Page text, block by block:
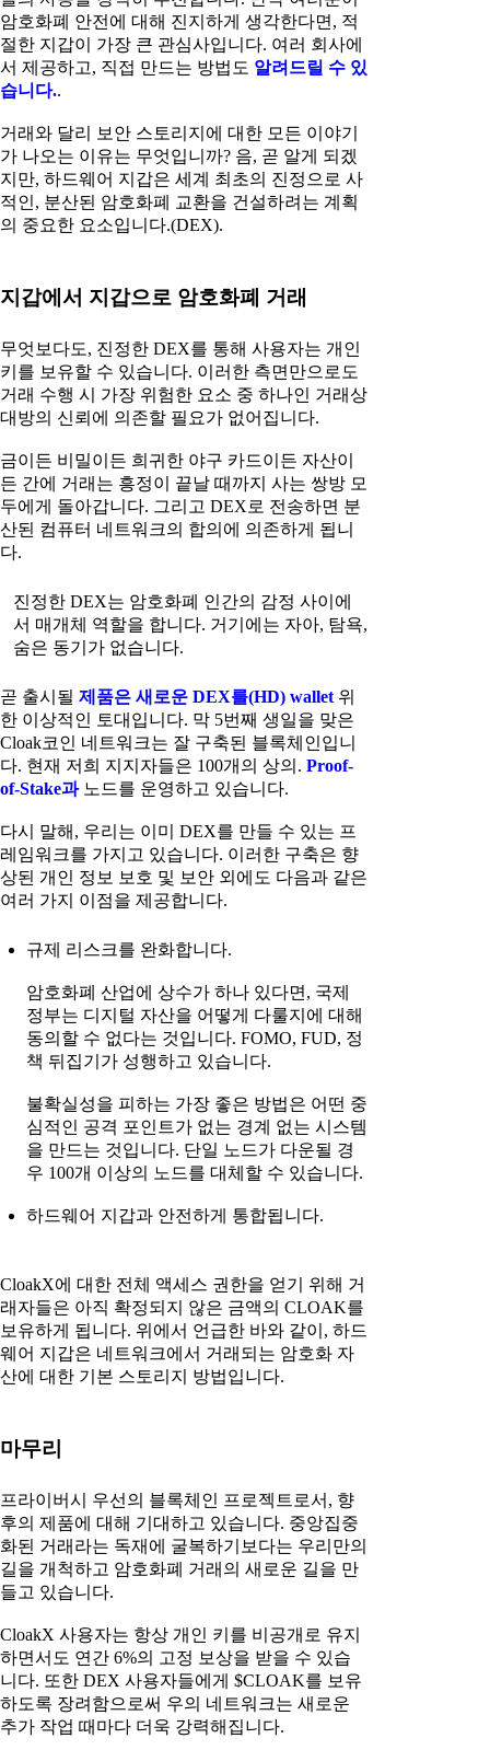
암호화폐 안전에 대해 진지하게 생각한다면, 적
절한 지갑이 가장 큰 관심사입니다. 여러 회사에
서 제공하고, 직접 만드는 방법도 알려드릴 수 있
습니다..
거래와 달리 보안 스토리지에 대한 모든 이야기
가 나오는 이유는 무엇입니까? 음, 곧 알게 되겠
지만, 하드웨어 지갑은 세계 최초의 진정으로 사
적인, 분산된 암호화폐 교환을 건설하려는 계획
의 중요한 요소입니다.(DEX).
지갑에서 지갑으로 암호화폐 거래
무엇보다도, 진정한 DEX를 통해 사용자는 개인
키를 보유할 수 있습니다. 이러한 측면만으로도
거래 수행 시 가장 위험한 요소 중 하나인 거래상
대방의 신뢰에 의존할 필요가 없어집니다.
금이든 비밀이든 희귀한 야구 카드이든 자산이
든 간에 거래는 흥정이 끝날 때까지 사는 쌍방 모
두에게 돌아갑니다. 그리고 DEX로 전송하면 분
산된 컴퓨터 네트워크의 합의에 의존하게 됩니
다.
진정한 DEX는 암호화폐 인간의 감정 사이에
서 매개체 역할을 합니다. 거기에는 자아, 탐욕,
숨은 동기가 없습니다.
곧 출시될 제품은 새로운 DEX를(HD) wallet 위
한 이상적인 토대입니다. 막 5번째 생일을 맞은
Cloak코인 네트워크는 잘 구축된 블록체인입니
다. 현재 저희 지지자들은 100개의 상의. Proof-
of-Stake과노드를 운영하고 있습니다.
다시 말해, 우리는 이미 DEX를 만들 수 있는 프
레임워크를 가지고 있습니다. 이러한 구축은 향
상된 개인 정보 보호 및 보안 외에도 다음과 같은
여러 가지 이점을 제공합니다.
규제 리스크를 완화합니다.
암호화폐 산업에 상수가 하나 있다면, 국제
정부는 디지털 자산을 어떻게 다룰지에 대해
동의할 수 없다는 것입니다. FOMO, FUD, 정
책 뒤집기가 성행하고 있습니다.
불확실성을 피하는 가장 좋은 방법은 어떤 중
심적인 공격 포인트가 없는 경계 없는 시스템
을 만드는 것입니다. 단일 노드가 다운될 경
우 100개 이상의 노드를 대체할 수 있습니다.
하드웨어 지갑과 안전하게 통합됩니다.
CloakX에 대한 전체 액세스 권한을 얻기 위해 거
래자들은 아직 확정되지 않은 금액의 CLOAK를
보유하게 됩니다. 위에서 언급한 바와 같이, 하드
웨어 지갑은 네트워크에서 거래되는 암호화 자
산에 대한 기본 스토리지 방법입니다.
마무리
프라이버시 우선의 블록체인 프로젝트로서, 향
후의 제품에 대해 기대하고 있습니다. 중앙집중
화된 거래라는 독재에 굴복하기보다는 우리만의
길을 개척하고 암호화폐 거래의 새로운 길을 만
들고 있습니다.
CloakX 사용자는 항상 개인 키를 비공개로 유지
하면서도 연간 6%의 고정 보상을 받을 수 있습
니다. 또한 DEX 사용자들에게 $CLOAK를 보유
하도록 장려함으로써 우의 네트워크는 새로운
추가 작업 때마다 더욱 강력해집니다.